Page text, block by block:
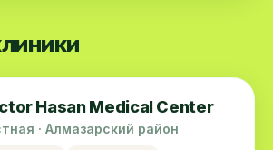
Hasan Medical Center
· Алмазарский район